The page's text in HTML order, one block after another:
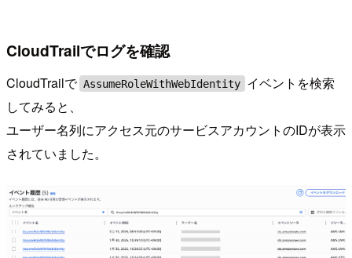
CloudTrailでログを確認
CloudTrailで AssumeRoleWithWebIdentity イベントを検索
してみると、
ユーザー名列にアクセス元のサービスアカウントのIDが表示
されていました。